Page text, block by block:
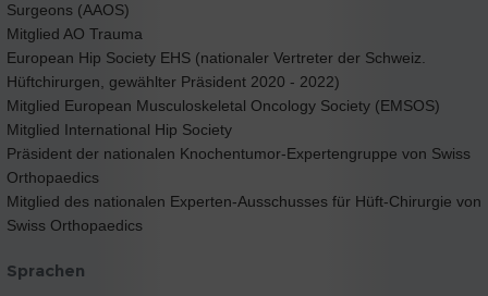
Surgeons (AAOS)
Mitglied AO Trauma
European Hip Society EHS (nationaler Vertreter der Schweiz.
Hüftchirurgen, gewählter Präsident 2020 - 2022)
Mitglied European Musculoskeletal Oncology Society (EMSOS)
Mitglied International Hip Society
Präsident der nationalen Knochentumor-Expertengruppe von Swiss
Orthopaedics
Mitglied des nationalen Experten-Ausschusses für Hüft-Chirurgie von
Swiss Orthopaedics
Sprachen